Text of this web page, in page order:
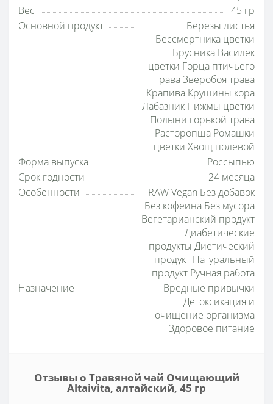
Вес
45 гр
Основной продукт
Березы листья
Бессмертника цветки
Брусника Василек
цветки Горца птичьего
трава Зверобоя трава
Крапива Крушины кора
Лабазник Пижмы цветки
Полыни горькой трава
Расторопша Ромашки
цветки Хвощ полевой
Форма выпуска
Россыпью
Срок годности
24 месяца
Особенности
RAW Vegan Без добавок
Без кофеина Без мусора
Вегетарианский продукт
Диабетические
продукты Диетический
продукт Натуральный
продукт Ручная работа
Назначение
Вредные привычки
Детоксикация и
очищение организма
Здоровое питание
Отзывы о Травяной чай Очищающий
Altaivita, алтайский, 45 гр